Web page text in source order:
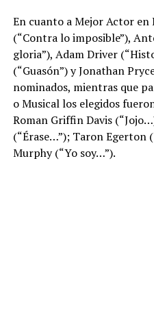
En cuanto a Mejor Actor en
(“Contra lo imposible”),
gloria”), Adam Driver
(“Guasón”) y Jonathan
nominados, mientras que
o Musical los elegidos
Roman Griffin Davis
(“Érase…”); Taron Egerton
Murphy (“Yo soy…”).